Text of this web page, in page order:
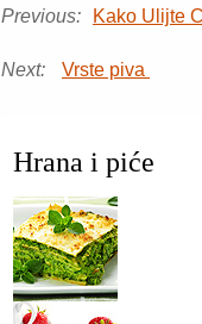
Previous: Kako Ulijte
Next: Vrste piva
Hrana i piće